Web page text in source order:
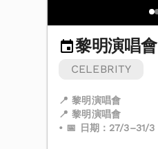
黎明演唱會
CELEBRITY
📍 黎明演唱會
📍 黎明演唱會
• 📅 日期：27/3–31/3